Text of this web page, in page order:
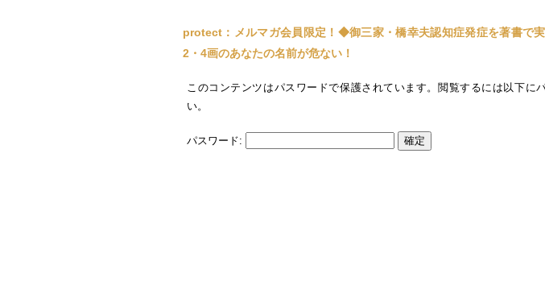
protect：メルマガ会員限定！◆御三家・橋幸夫認知症発症を著書で
2・4画のあなたの名前が危ない！
このコンテンツはパスワードで保護されています。閲覧するには以下に
い。
パスワード: